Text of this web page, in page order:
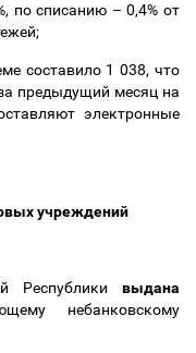
по списанию – 0,4% от
составило 1 038, что
предыдущий месяц на
электронные
учреждений
Республики выдана
небанковскому